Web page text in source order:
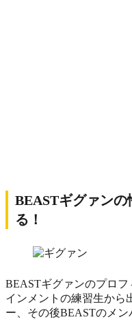
BEASTギグァン
る！
BEASTギグァンのプロ
インメントの練習生から
ー、その後BEASTのメン